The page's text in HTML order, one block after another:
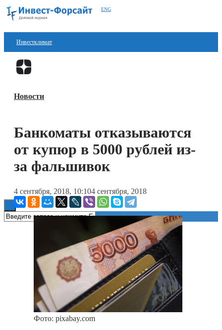
ENG
Инвестклимат
Финансы
Блокчейн
Новости
Банкоматы отказываются
от купюр в 5000 рублей из-
за фальшивок
4 сентября, 2018, 10:104 сентября, 2018
Фото: pixabay.com